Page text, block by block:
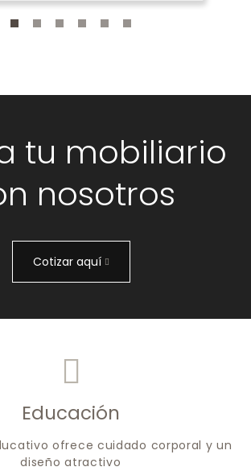
tu mobiliario
nosotros
Cotizar aquí
Educación
ofrece cuidado corporal y un
diseño atractivo